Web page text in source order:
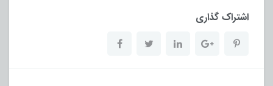
اشتراک گذاری